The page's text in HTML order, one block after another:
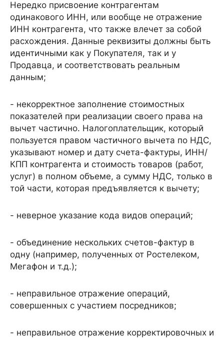
Нередко присвоение контрагентам
одинакового ИНН, или вообще не отражение
ИНН контрагента, что также влечет за собой
расхождения. Данные реквизиты должны быть
идентичными как у Покупателя, так и у
Продавца, и соответствовать реальным
данным;
- некорректное заполнение стоимостных
показателей при реализации своего права на
вычет частично. Налогоплательщик, который
пользуется правом частичного вычета по НДС,
указывают номер и дату счета-фактуры, ИНН/
КПП контрагента и стоимость товаров (работ,
услуг) в полном объеме, а сумму НДС, только в
той части, которая предъявляется к вычету;
- неверное указание кода видов операций;
- объединение нескольких счетов-фактур в
одну (например, полученных от Ростелеком,
Мегафон и т.д.);
- неправильное отражение операций,
совершенных с участием посредников;
- неправильное отражение корректировочных и